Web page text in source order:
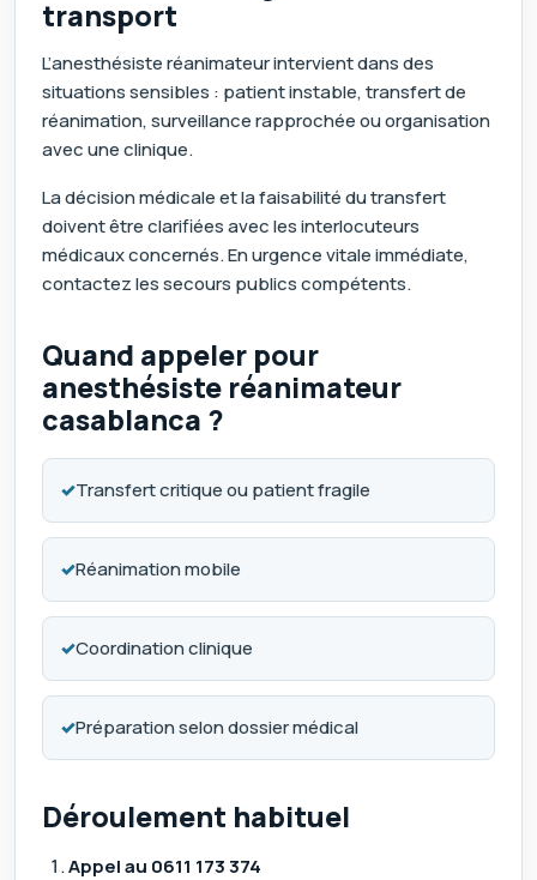
transport
L’anesthésiste réanimateur intervient dans des
situations sensibles : patient instable, transfert de
réanimation, surveillance rapprochée ou organisation
avec une clinique.
La décision médicale et la faisabilité du transfert
doivent être clarifiées avec les interlocuteurs
médicaux concernés. En urgence vitale immédiate,
contactez les secours publics compétents.
Quand appeler pour
anesthésiste réanimateur
casablanca ?
✓Transfert critique ou patient fragile
✓Réanimation mobile
✓Coordination clinique
✓Préparation selon dossier médical
Déroulement habituel
Appel au 0611 173 374